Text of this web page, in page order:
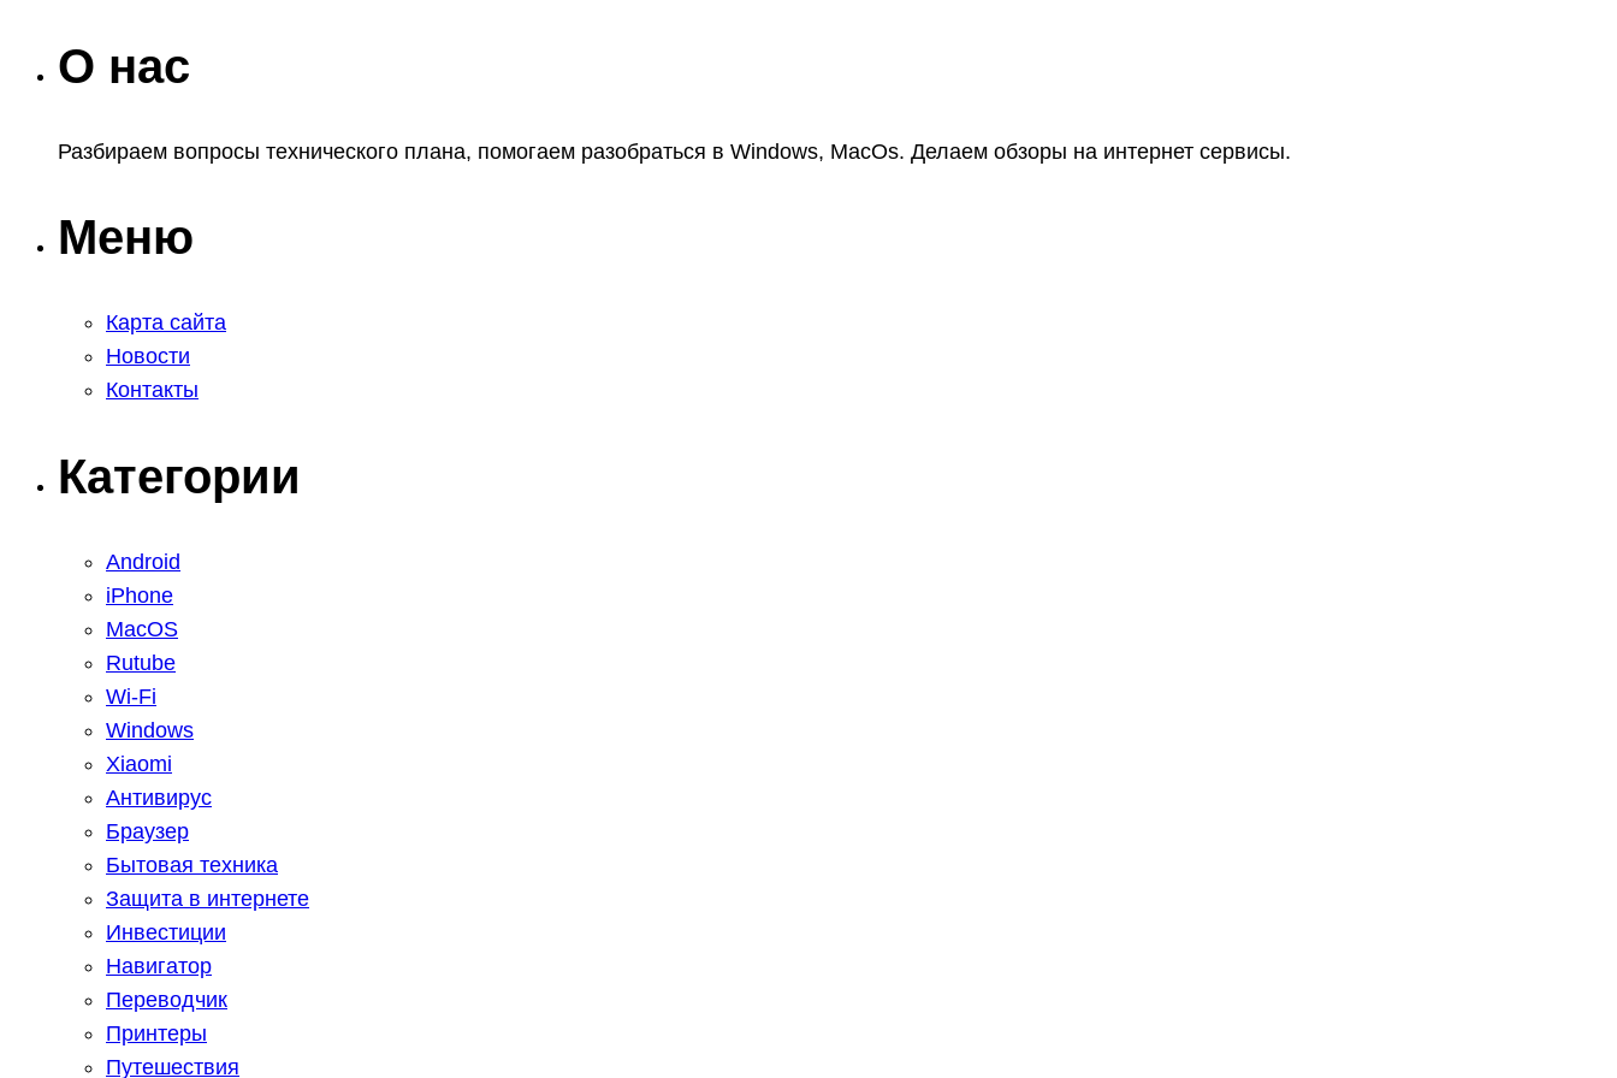
О нас
Разбираем вопросы технического плана, помогаем разобраться в Windows, MacOs. Делаем обзоры на интернет сервисы.
Меню
Карта сайта
Новости
Контакты
Категории
Android
iPhone
MacOS
Rutube
Wi-Fi
Windows
Xiaomi
Антивирус
Браузер
Бытовая техника
Защита в интернете
Инвестиции
Навигатор
Переводчик
Принтеры
Путешествия